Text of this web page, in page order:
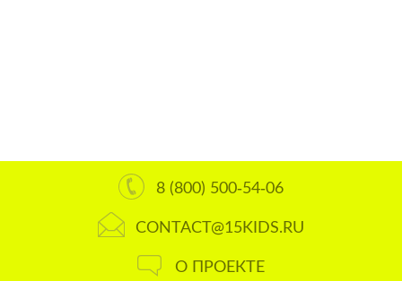
8 (800) 500-54-06
CONTACT@15KIDS.RU
О ПРОЕКТЕ